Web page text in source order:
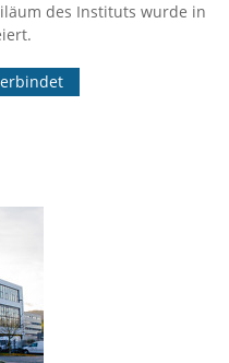
des Instituts wurde in